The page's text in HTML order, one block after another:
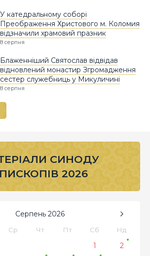
У катедральному соборі
Преображення Христового м. Коломия
відзначили храмовий празник
8 серпня
Блаженніший Святослав відвідав
відновлений монастир Згромадження
сестер служебниць у Микуличині
8 серпня
СИНОДУ
2026
Серпень 2026
Ср Чт Пт Сб Нд
1
2